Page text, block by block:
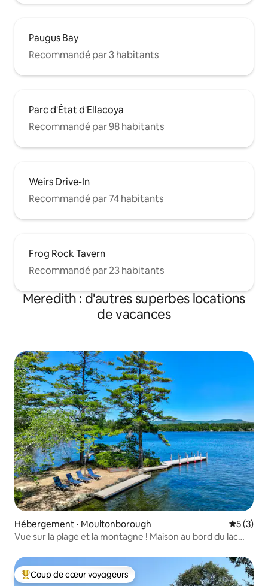
Paugus Bay
Recommandé par 3 habitants
Parc d'État d'Ellacoya
Recommandé par 98 habitants
Weirs Drive-In
Recommandé par 74 habitants
Frog Rock Tavern
Recommandé par 23 habitants
Meredith : d'autres superbes locations
de vacances
Hébergement ⋅ Moultonborough
5 (3)
Vue sur la plage et la montagne ! Maison au bord du lac
Coups de cœur voyageurs les plus appréciés
Coup de cœur voyageurs